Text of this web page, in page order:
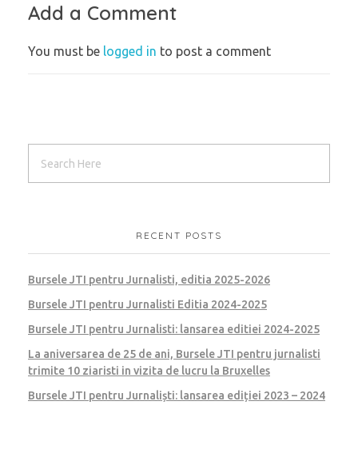
Add a Comment
You must be logged in to post a comment
RECENT POSTS
Bursele JTI pentru Jurnalisti, editia 2025-2026
Bursele JTI pentru Jurnalisti Editia 2024-2025
Bursele JTI pentru Jurnalisti: lansarea editiei 2024-2025
La aniversarea de 25 de ani, Bursele JTI pentru jurnalisti
trimite 10 ziaristi in vizita de lucru la Bruxelles
Bursele JTI pentru Jurnaliști: lansarea ediției 2023 – 2024